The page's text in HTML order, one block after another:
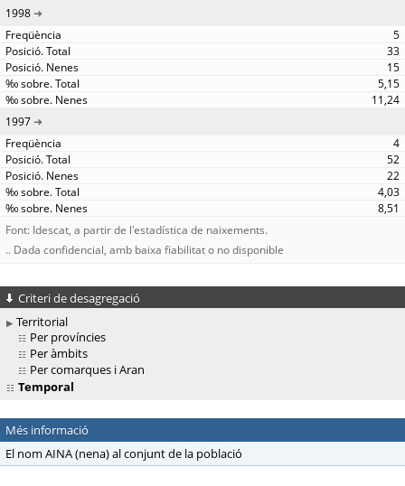
1998
5
33
15
5,15
11,24
1997
4
52
22
4,03
8,51
Font: Idescat, a partir de l'estadística de naixements.
.. Dada confidencial, amb baixa fiabilitat o no disponible
Criteri de desagregació
Territorial
Per províncies
Per àmbits
Per comarques i Aran
Temporal
Més informació
El nom AINA (nena) al conjunt de la població